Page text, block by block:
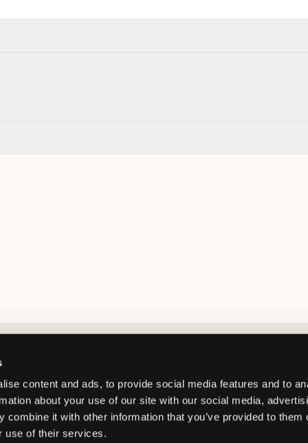
content and ads, to provide social media features and to
about your use of our site with our social media,
combine it with other information that you’ve provided to them
use of their services.